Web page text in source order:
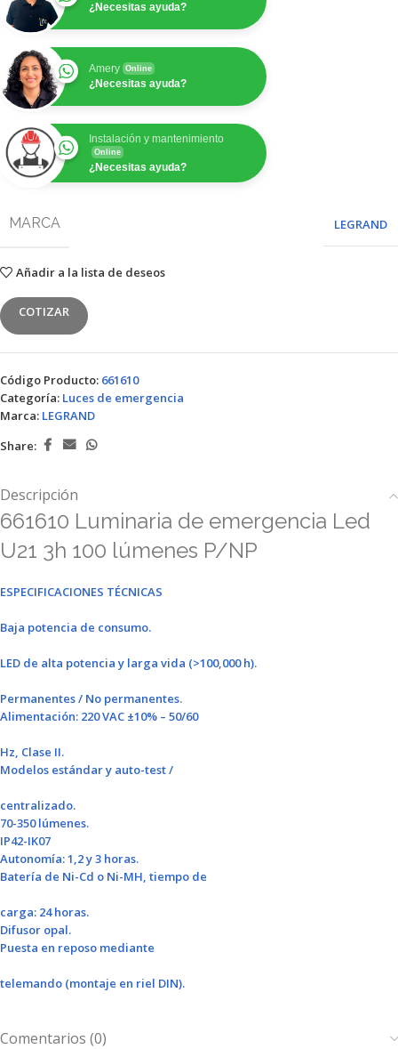
¿Necesitas ayuda?
Amery Online
¿Necesitas ayuda?
Instalación y mantenimiento
Online
¿Necesitas ayuda?
MARCA LEGRAND
Añadir a la lista de deseos
COTIZAR
Código Producto: 661610
Categoría: Luces de emergencia
Marca: LEGRAND
Share:
Descripción
661610 Luminaria de emergencia Led
U21 3h 100 lúmenes P/NP
ESPECIFICACIONES TÉCNICAS
Baja potencia de consumo.
LED de alta potencia y larga vida (>100,000 h).
Permanentes / No permanentes.
Alimentación: 220 VAC ±10% – 50/60
Hz, Clase II.
Modelos estándar y auto-test /
centralizado.
70-350 lúmenes.
IP42-IK07
Autonomía: 1,2 y 3 horas.
Batería de Ni-Cd o Ni-MH, tiempo de
carga: 24 horas.
Difusor opal.
Puesta en reposo mediante
telemando (montaje en riel DIN).
Comentarios (0)